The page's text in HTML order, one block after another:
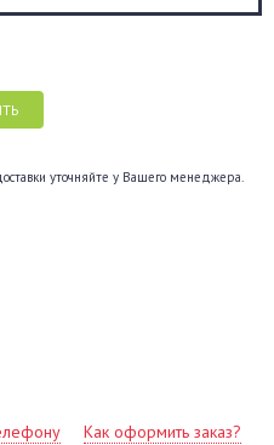
уточняйте у Вашего менеджера.
Как оформить заказ?